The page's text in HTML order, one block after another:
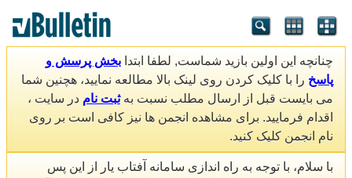
چنانچه این اولین بازید شماست, لطفا ابتدا بخش پرسش و
پاسخ را با کلیک کردن روی لینک بالا مطالعه نمایید، هچنین شما
می بایست قبل از ارسال مطلب نسبت بهثبت نام در سایت ،
اقدام فرمایید. برای مشاهده انجمن ها نیز کافی است بر روی
نام انجمن کلیک کنید.
با سلام، با توجه به راه اندازی سامانه آفتاب یار از این پس